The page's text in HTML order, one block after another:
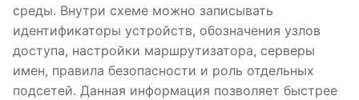
среды. Внутри схеме можно записывать
идентификаторы устройств, обозначения узлов
доступа, настройки маршрутизатора, серверы
имен, правила безопасности и роль отдельных
подсетей. Данная информация позволяет быстрее